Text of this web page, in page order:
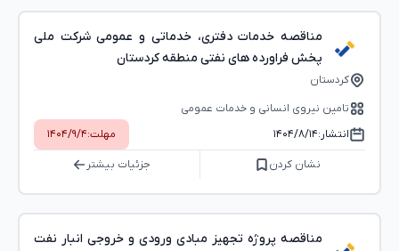
مناقصه خدمات دفتری، خدماتی و عمومی شرکت ملی
پخش فراورده های نفتی منطقه کردستان
کردستان
تامین نیروی انسانی و خدمات عمومی
انتشار:۱۴۰۴/۸/۱۴ مهلت:۱۴۰۴/۹/۴
نشان کردن جزئیات بیشتر
مناقصه پروژه تجهیز مبادی ورودی و خروجی انبار نفت